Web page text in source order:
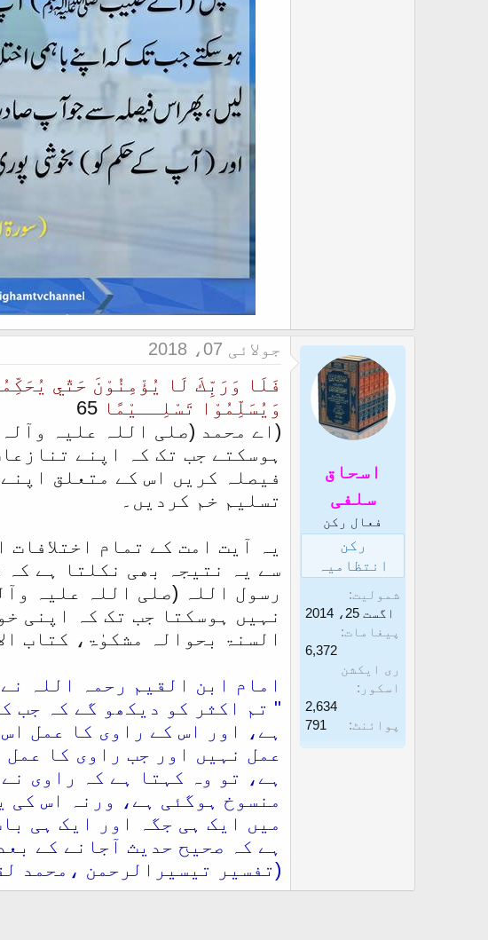
اسحاق
سلفی
فعال رکن
رکن
انتظامیہ
شمولیت
اگست 25، 2014
پیغامات
6,372
ری ایکشن
اسکور
2,634
پوائنٹ
791
جولائی 07، 2018
فَلَا وَرَبِّكَ لَا يُؤْمِنُوْنَ حَتّٰي
وَيُسَلِّمُوْا تَسْلِــيْمًا 65
(اے محمد (صلی اللہ علیہ
ہوسکتے جب تک کہ اپنے
فیصلہ کریں اس کے متعلق
تسلیم خم کردیں۔
یہ آیت امت کے تمام
سے یہ نتیجہ بھی نکلتا ہے
رسول اللہ (صلی اللہ علیہ
نہیں ہوسکتا جب تک کہ اپنی
السنۃ بحوالہ مشکوٰۃ، کتاب
امام ابن القیم رحمہ اللہ
" تم اکثر کو دیکھو گے کہ جب
ہے، اور اس کے راوی کا عمل
عمل نہیں اور جب راوی کا
ہے، تو وہ کہتا ہے کہ راوی
منسوخ ہوگئی ہے، ورنہ اس کی
ہے کہ صحیح حدیث آجانے کے
(تفسیر تیسیرالرحمن ،محمد